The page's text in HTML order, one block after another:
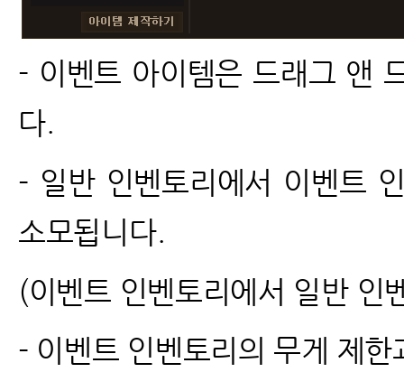
- 이벤트 아이템은 드래그 앤
다.
- 일반 인벤토리에서 이벤트
소모됩니다.
(이벤트 인벤토리에서 일반 인
- 이벤트 인벤토리의 무게 제